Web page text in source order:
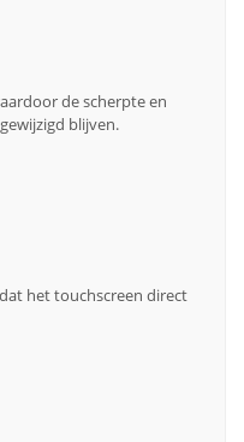
de scherpte en
blijven.
het touchscreen direct